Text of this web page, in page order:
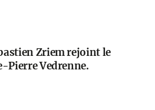
Zriem rejoint le
Pierre Vedrenne.